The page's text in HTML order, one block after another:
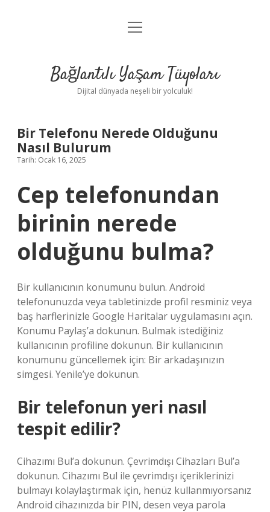
Anasayfa
Yasal Uyarı
menüyü
Bağlantılı Yaşam Tüyoları
Dijital dünyada neşeli bir yolculuk!
Bir Telefonu Nerede Olduğunu
Nasıl Bulurum
Tarih: Ocak 16, 2025
Cep telefonundan
birinin nerede
olduğunu bulma?
Bir kullanıcının konumunu bulun. Android
telefonunuzda veya tabletinizde profil resminiz veya
baş harflerinizle Google Haritalar uygulamasını açın.
Konumu Paylaş’a dokunun. Bulmak istediğiniz
kullanıcının profiline dokunun. Bir kullanıcının
konumunu güncellemek için: Bir arkadaşınızın
simgesi. Yenile’ye dokunun.
Bir telefonun yeri nasıl
tespit edilir?
Cihazımı Bul’a dokunun. Çevrimdışı Cihazları Bul’a
dokunun. Cihazımı Bul ile çevrimdışı içeriklerinizi
bulmayı kolaylaştırmak için, henüz kullanmıyorsanız
Android cihazınızda bir PIN, desen veya parola